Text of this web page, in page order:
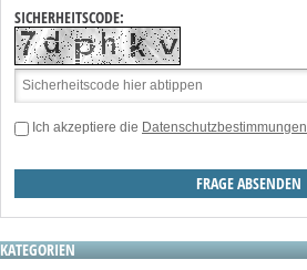
SICHERHEITSCODE:
Ich akzeptiere die Datenschutzbestimmungen
KATEGORIEN